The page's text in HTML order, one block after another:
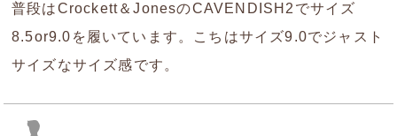
普段はCrockett＆JonesのCAVENDISH2でサイズ
8.5or9.0を履いています。こちはサイズ9.0でジャスト
サイズなサイズ感です。